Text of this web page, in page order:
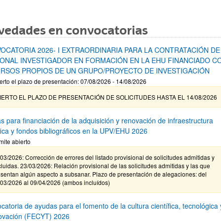
en convocatorias
2026- I EXTRAORDINARIA PARA LA CONTRATACIÓN DE
INVESTIGADOR EN FORMACIÓN EN LA EHU FINANCIADO
PROPIOS DE UN GRUPO/PROYECTO DE INVESTIGACIÓN
el plazo de presentación: 07/08/2026 - 14/08/2026
EL PLAZO DE PRESENTACIÓN DE SOLICITUDES HASTA EL 14/08/2026
para financiación de la adquisición y renovación de infraestructura
y fondos bibliográficos en la UPV/EHU 2026
abierto
2026: Corrección de errores del listado provisional de solicitudes admitidas y
23/03/2026: Relación provisional de las solicitudes admitidas y las que
algún aspecto a subsanar. Plazo de presentación de alegaciones: del
2026 al 09/04/2026 (ambos incluídos)
de ayudas para el fomento de la cultura científica, tecnológica
(FECYT) 2026